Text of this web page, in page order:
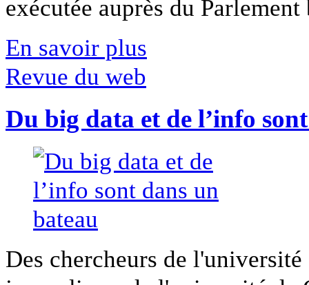
exécutée auprès du
En savoir plus
Revue du web
Du big data et de l’info
Des chercheurs de